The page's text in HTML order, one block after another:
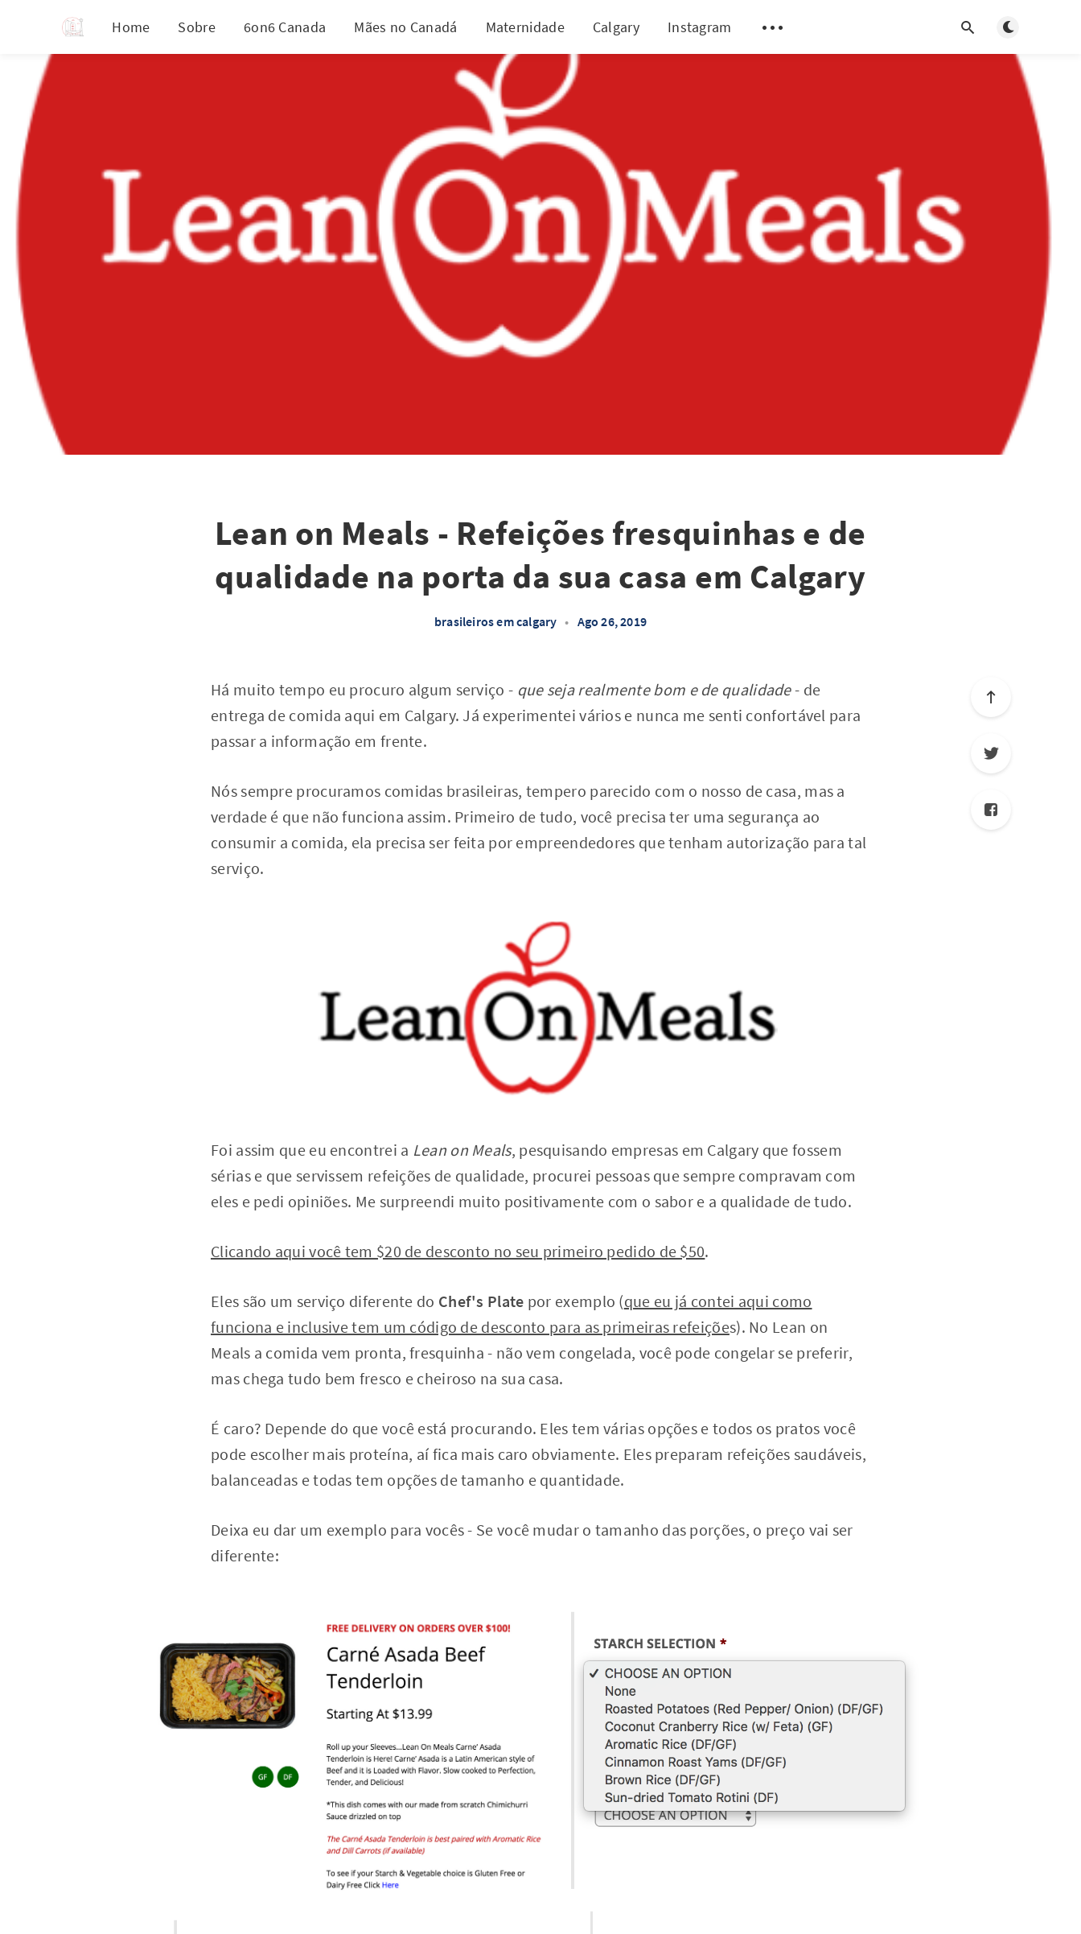
Home Sobre 6on6 Canada Mães no Canadá Maternidade Calgary Instagram Toggle dark
Lean on Meals - Refeições fresquinhas e de
qualidade na porta da sua casa em Calgary
brasileiros em calgary • Ago 26, 2019
Há muito tempo eu procuro algum serviço - que seja realmente bom e de qualidade- de
entrega de comida aqui em Calgary. Já experimentei vários e nunca me senti confortável para
passar a informação em frente.
Nós sempre procuramos comidas brasileiras, tempero parecido com o nosso de casa, mas a
verdade é que não funciona assim. Primeiro de tudo, você precisa ter uma segurança ao
consumir a comida, ela precisa ser feita por empreendedores que tenham autorização para tal
serviço.
Foi assim que eu encontrei a Lean on Meals, pesquisando empresas em Calgary que fossem
sérias e que servissem refeições de qualidade, procurei pessoas que sempre compravam com
eles e pedi opiniões. Me surpreendi muito positivamente com o sabor e a qualidade de tudo.
Clicando aqui você tem $20 de desconto no seu primeiro pedido de $50.
Eles são um serviço diferente do Chef's Plate por exemplo (que eu já contei aqui como
funciona e inclusive tem um código de desconto para as primeiras refeições). No Lean on
Meals a comida vem pronta, fresquinha - não vem congelada, você pode congelar se preferir,
mas chega tudo bem fresco e cheiroso na sua casa.
É caro? Depende do que você está procurando. Eles tem várias opções e todos os pratos você
pode escolher mais proteína, aí fica mais caro obviamente. Eles preparam refeições saudáveis,
balanceadas e todas tem opções de tamanho e quantidade.
Deixa eu dar um exemplo para vocês - Se você mudar o tamanho das porções, o preço vai ser
diferente: